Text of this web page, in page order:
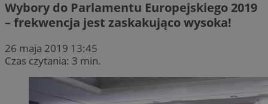
Wybory do Parlamentu Europejskiego 2019
– frekwencja jest zaskakująco wysoka!
26 maja 2019 13:45
Czas czytania: 3 min.